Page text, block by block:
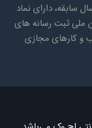
بیش از 5 سال سابقه، دارای نماد
ملی ثبت رسانه های
و کارهای مجازی